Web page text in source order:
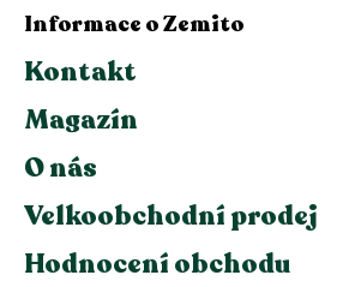
Informace o Zemito
Kontakt
Magazín
O nás
Velkoobchodní prodej
Hodnocení obchodu